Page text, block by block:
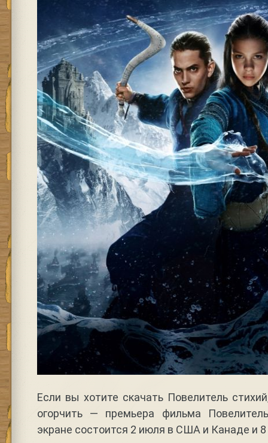
Если вы хотите скачать Повелитель
огорчить — премьера фильма
экране состоится 2 июля в США и Канаде и